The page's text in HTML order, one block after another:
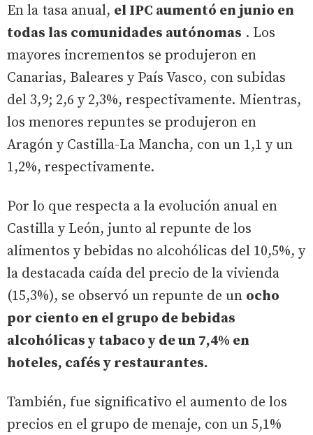
En la tasa anual, el IPC aumentó en junio en
todas las comunidades autónomas . Los
mayores incrementos se produjeron en
Canarias, Baleares y País Vasco, con subidas
del 3,9; 2,6 y 2,3%, respectivamente. Mientras,
los menores repuntes se produjeron en
Aragón y Castilla-La Mancha, con un 1,1 y un
1,2%, respectivamente.
Por lo que respecta a la evolución anual en
Castilla y León, junto al repunte de los
alimentos y bebidas no alcohólicas del 10,5%, y
la destacada caída del precio de la vivienda
(15,3%), se observó un repunte de un ocho
por ciento en el grupo de bebidas
alcohólicas y tabaco y de un 7,4% en
hoteles, cafés y restaurantes.
También, fue significativo el aumento de los
precios en el grupo de menaje, con un 5,1%